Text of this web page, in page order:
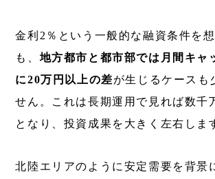
金利2％という一般的な融資条件を
も、 地方都市と都市部では月間キャ
に20万円以上の差が生じるケースも
せん。これは長期運用で見れば数千
となり、投資成果を大きく左右しま
北陸エリアのように安定需要を背景